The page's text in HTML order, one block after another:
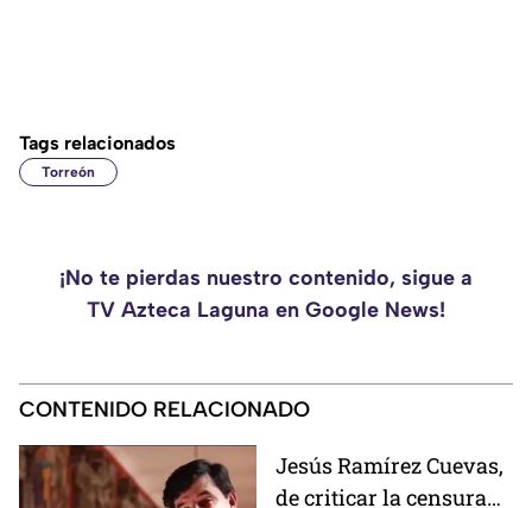
Tags relacionados
Torreón
¡No te pierdas nuestro contenido, sigue a
TV Azteca Laguna en Google News!
CONTENIDO RELACIONADO
Jesús Ramírez Cuevas,
de criticar la censura